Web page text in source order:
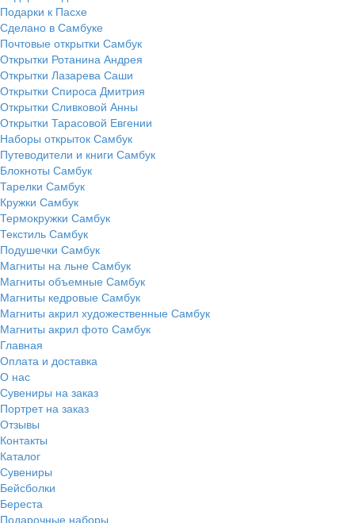
Подарки к Пасхе
Сделано в Самбуке
Почтовые открытки Самбук
Открытки Ротанина Андрея
Открытки Лазарева Саши
Открытки Спироса Дмитрия
Открытки Сливковой Анны
Открытки Тарасовой Евгении
Наборы открыток Самбук
Путеводители и книги Самбук
Блокноты Самбук
Тарелки Самбук
Кружки Самбук
Термокружки Самбук
Текстиль Самбук
Подушечки Самбук
Магниты на льне Самбук
Магниты объемные Самбук
Магниты кедровые Самбук
Магниты акрил художественные Самбук
Магниты акрил фото Самбук
Главная
Оплата и доставка
О нас
Сувениры на заказ
Портрет на заказ
Отзывы
Контакты
Каталог
Сувениры
Бейсболки
Береста
Подарочные наборы